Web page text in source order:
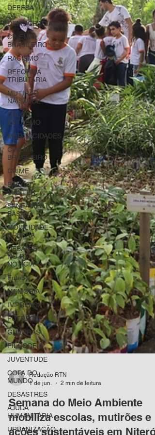
DEFESA
DA
DEMOCRACIA
CINEMA
BRASILEIRO
RACISMO
REFORMA
TRIBUTÁRIA
MUTIRÃO
NA SAÚDE
CALOR
EXTREMO
MERCOCIDADES
CINEMA
BRASILEIRO
CRIME
BANCO
MASTER
SANEAMENTO
BÁSICO
MOBILIDADE
URBANA
DEBATES
NO RT
NOTÍCIA
Futebol
MEMÓRIA
IMPRENSA
FUTEBOL
GUERRAS
FILOSOFIA
JUVENTUDE
COPA DO
MUNDO
DESASTRES
AJUDA
HUMANITÁRIA
URBANIZAÇÃO
Redação RTN
1 de jun.
2 min de leitura